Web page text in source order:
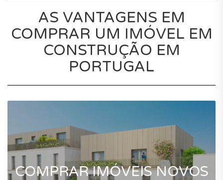
AS VANTAGENS EM
COMPRAR UM IMÓVEL EM
CONSTRUÇÃO EM
PORTUGAL
COMPRAR IMÓVEIS NOVOS